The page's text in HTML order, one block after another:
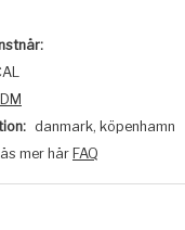
danmark, köpenhamn
mer här FAQ